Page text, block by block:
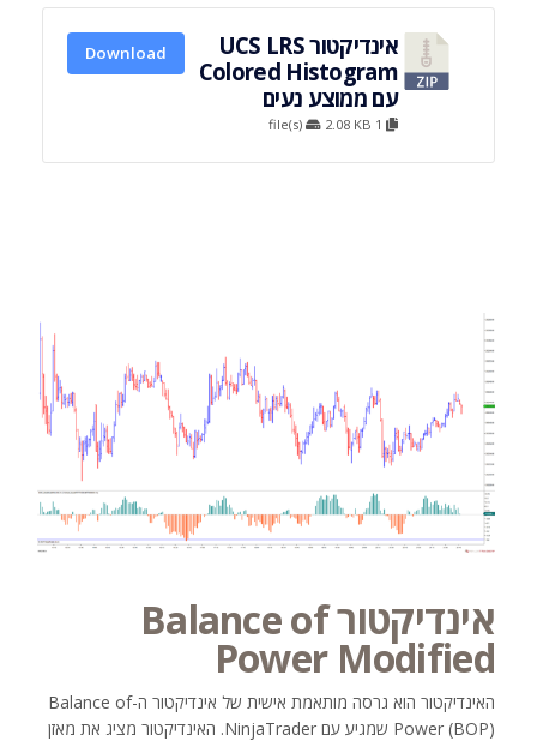
אינדיקטור UCS LRS
Colored Histogram
עם ממוצע נעים
2.08 KB
Download
אינדיקטור Balance of
Power Modified
האינדיקטור הוא גרסה מותאמת אישית של אינדיקטור ה-Balance of
Power (BOP) שמגיע עם NinjaTrader. האינדיקטור מציג את מאזן